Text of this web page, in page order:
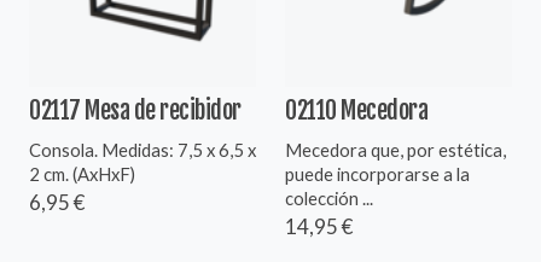
02117 Mesa de recibidor
Consola. Medidas: 7,5 x 6,5 x
2 cm. (AxHxF)
6,95 €
02110 Mecedora
Mecedora que, por estética,
puede incorporarse a la
colección ...
14,95 €